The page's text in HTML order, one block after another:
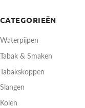
CATEGORIEËN
Waterpijpen
Tabak & Smaken
Tabakskoppen
Slangen
Kolen